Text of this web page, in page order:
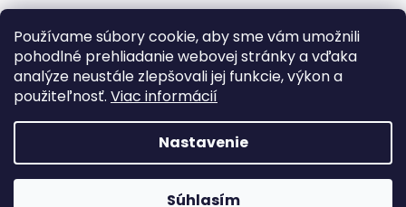
Používame súbory cookie, aby sme vám umožnili
pohodlné prehliadanie webovej stránky a vďaka
analýze neustále zlepšovali jej funkcie, výkon a
použiteľnosť. Viac informácií
Nastavenie
Súhlasím
Hmotnosť: 69 g
Vytvoril Shoptet
FORBIK.SK. Všetky práva vyhradené.